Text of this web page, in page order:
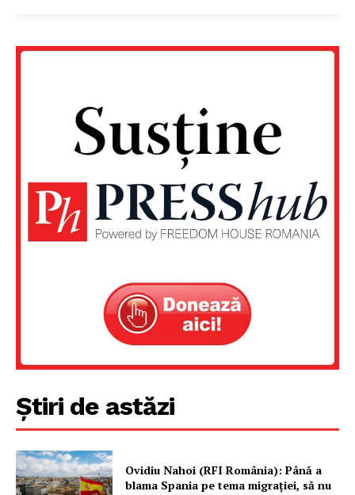
Un proiect
FREEDOM HOUSE ROMÂNIA
PRESShub
Știri de astăzi
Ovidiu Nahoi (RFI România): Până a
blama Spania pe tema migrației, să nu